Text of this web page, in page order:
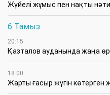
Жүйелі жұмыс пен нақты
6 Тамыз
20:15
Қазталов ауданында жаңа
18:00
Жарты ғасыр жүгін көтерген